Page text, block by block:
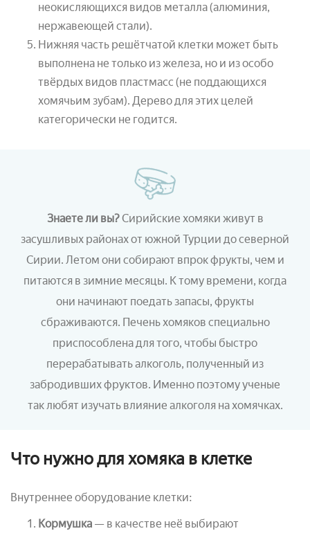
неокисляющихся видов металла (алюминия,
нержавеющей стали).
Нижняя часть решётчатой клетки может быть
выполнена не только из железа, но и из особо
твёрдых видов пластмасс (не поддающихся
хомячьим зубам). Дерево для этих целей
категорически не годится.
Знаете ли вы?Сирийские хомяки живут в
засушливых районах от южной Турции до северной
Сирии. Летом они собирают впрок фрукты, чем и
питаются в зимние месяцы. К тому времени, когда
они начинают поедать запасы, фрукты
сбраживаются. Печень хомяков специально
приспособлена для того, чтобы быстро
перерабатывать алкоголь, полученный из
забродивших фруктов. Именно поэтому ученые
так любят изучать влияние алкоголя на хомячках.
Что нужно для хомяка в клетке
Внутреннее оборудование клетки:
Кормушка — в качестве неё выбирают